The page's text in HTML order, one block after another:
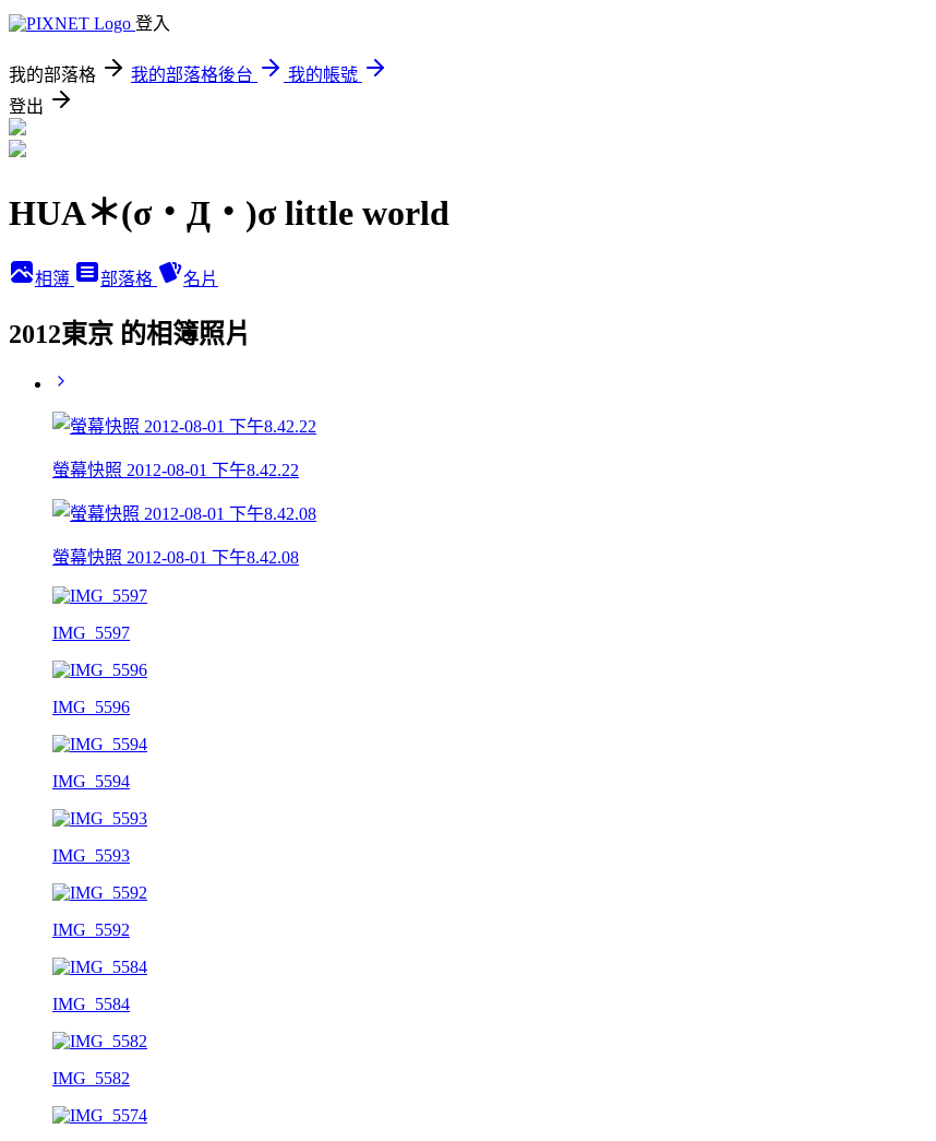
登入
我的部落格 我的部落格後台
我的帳號
登出
HUA＊(σ・Д・)σ little world
相簿 部落格 名片
2012東京 的相簿照片
螢幕快照 2012-08-01 下午8.42.22
螢幕快照 2012-08-01 下午8.42.08
IMG_5597
IMG_5596
IMG_5594
IMG_5593
IMG_5592
IMG_5584
IMG_5582